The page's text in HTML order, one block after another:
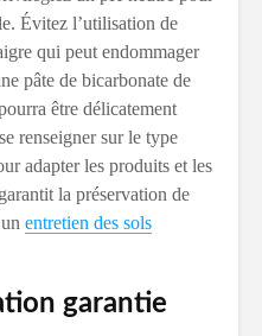
Évitez l’utilisation de
qui peut endommager
pâte de bicarbonate de
être délicatement
renseigner sur le type
adapter les produits et les
la préservation de
entretien des sols
garantie